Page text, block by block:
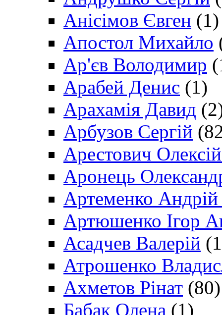
Анісімов Євген (1)
Апостол Михайло
Ар'єв Володимир
Арабей Денис (1)
Арахамія Давид
Арбузов Сергій
Арестович
Аронець
Артеменко Андрій
Артюшенко Ігор
Асадчев Валерій
Атрошенко
Ахметов Рінат (80)
Бабак Олена (1)